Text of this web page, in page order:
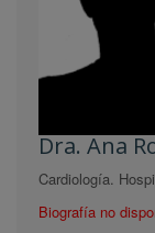
Dra. Ana
Cardiología.
Biografía no